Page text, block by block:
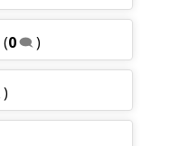
(0 )
)